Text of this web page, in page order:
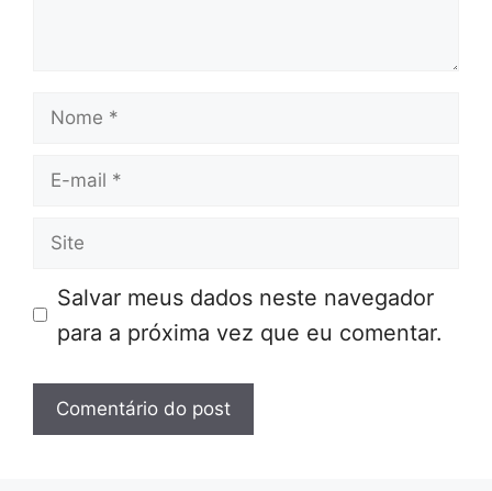
Nome
E-
Site
Salvar meus dados neste navegador
para a próxima vez que eu comentar.